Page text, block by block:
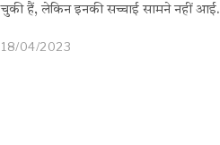
चुकी हैं, लेकिन इनकी सच्चाई सामने नहीं आई.
18/04/2023